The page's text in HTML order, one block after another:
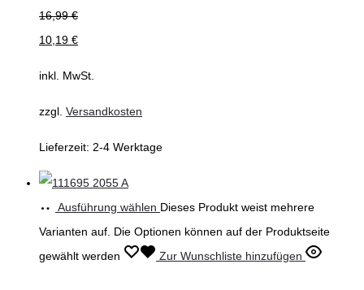
16,99€
10,19 €
inkl. MwSt.
zzgl. Versandkosten
Lieferzeit: 2-4 Werktage
Ausführung wählen Dieses Produkt weist mehrere
Varianten auf. Die Optionen können auf der Produktseite
gewählt werden
Zur Wunschliste hinzufügen